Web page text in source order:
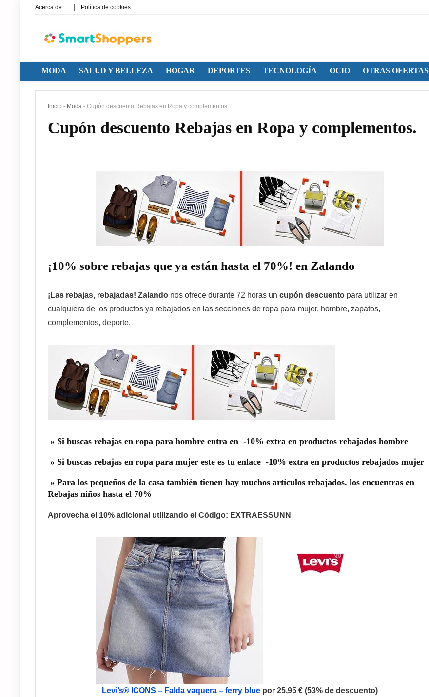
Acerca de… Política de cookies
MODA SALUD Y BELLEZA HOGAR DEPORTES TECNOLOGÍA OCIO OTRAS OFERTAS
Inicio - Moda - Cupón descuento Rebajas en Ropa y complementos.
Cupón descuento Rebajas en Ropa y complementos.
¡10% sobre rebajas que ya están hasta el 70%! en Zalando
¡Las rebajas, rebajadas! Zalando nos ofrece durante 72 horas un cupón descuento para utilizar en
cualquiera de los productos ya rebajados en las secciones de ropa para mujer, hombre, zapatos,
complementos, deporte.
» Si buscas rebajas en ropa para hombre entra en -10% extra en productos rebajados hombre
» Si buscas rebajas en ropa para mujer este es tu enlace -10% extra en productos rebajados mujer
» Para los pequeños de la casa también tienen hay muchos artículos rebajados. los encuentras en
Rebajas niños hasta el 70%
Aprovecha el 10% adicional utilizando el Código: EXTRAESSUNN
Levi’s® ICONS – Falda vaquera – ferry blue por 25,95 € (53% de descuento)